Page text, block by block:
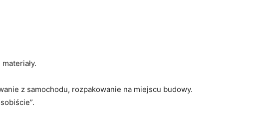
z samochodu, rozpakowanie na miejscu budowy.